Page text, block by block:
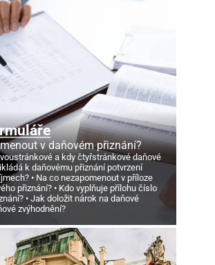
v daňovém přiznání?
a kdy čtyřstránkové daňové
k daňovému přiznání potvrzení
Na co nezapomenout v příloze
přiznání?
Kdo vyplňuje přílohu číslo
Jak doložit nárok na daňové
zvýhodnění?